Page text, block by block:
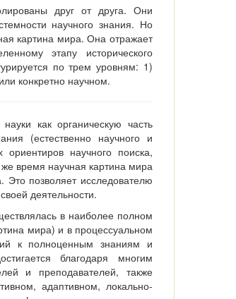
друг от друга. Они
научного знания. Но
картина мира. Она отражает
этапу исторического
по трем уровням: 1)
конкретно научном.
как органическую часть
(естественно научного и
научного поиска,
время научная картина мира
Это позволяет исследователю
деятельности.
в наиболее полном
мира) и в процессуальном
к полноценным знаниям и
благодаря многим
и преподавателей, также
адаптивном, локально-